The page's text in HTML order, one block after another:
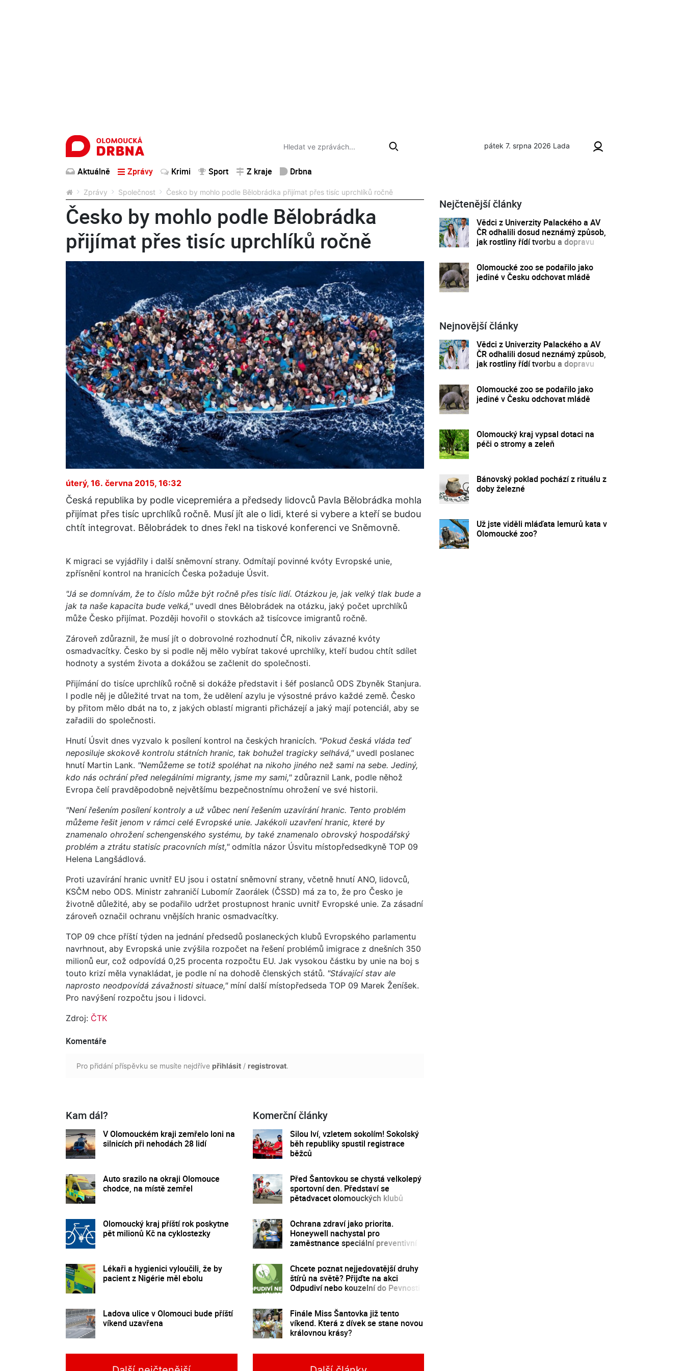
pátek 7. srpna 2026 Lada
Aktuálně Zprávy Krimi Sport Z kraje Drbna
Zprávy Společnost Česko by mohlo podle Bělobrádka přijímat přes tisíc uprchlíků ročně
Česko by mohlo podle Bělobrádka
přijímat přes tisíc uprchlíků ročně
úterý, 16. června 2015, 16:32
Česká republika by podle vicepremiéra a předsedy lidovců Pavla Bělobrádka mohla
přijímat přes tisíc uprchlíků ročně. Musí jít ale o lidi, které si vybere a kteří se budou
chtít integrovat. Bělobrádek to dnes řekl na tiskové konferenci ve Sněmovně.
K migraci se vyjádřily i další sněmovní strany. Odmítají povinné kvóty Evropské unie,
zpřísnění kontrol na hranicích Česka požaduje Úsvit.
"Já se domnívám, že to číslo může být ročně přes tisíc lidí. Otázkou je, jak velký tlak bude a
jak ta naše kapacita bude velká,"uvedl dnes Bělobrádek na otázku, jaký počet uprchlíků
může Česko přijímat. Později hovořil o stovkách až tisícovce imigrantů ročně.
Zároveň zdůraznil, že musí jít o dobrovolné rozhodnutí ČR, nikoliv závazné kvóty
osmadvacítky. Česko by si podle něj mělo vybírat takové uprchlíky, kteří budou chtít sdílet
hodnoty a systém života a dokážou se začlenit do společnosti.
Přijímání do tisíce uprchlíků ročně si dokáže představit i šéf poslanců ODS Zbyněk Stanjura.
I podle něj je důležité trvat na tom, že udělení azylu je výsostné právo každé země. Česko
by přitom mělo dbát na to, z jakých oblastí migranti přicházejí a jaký mají potenciál, aby se
zařadili do společnosti.
Hnutí Úsvit dnes vyzvalo k posílení kontrol na českých hranicích. "Pokud česká vláda teď
neposiluje skokově kontrolu státních hranic, tak bohužel tragicky selhává,"uvedl poslanec
hnutí Martin Lank. "Nemůžeme se totiž spoléhat na nikoho jiného než sami na sebe. Jediný,
kdo nás ochrání před nelegálními migranty, jsme my sami,"zdůraznil Lank, podle něhož
Evropa čelí pravděpodobně největšímu bezpečnostnímu ohrožení ve své historii.
"Není řešením posílení kontroly a už vůbec není řešením uzavírání hranic. Tento problém
můžeme řešit jenom v rámci celé Evropské unie. Jakékoli uzavření hranic, které by
znamenalo ohrožení schengenského systému, by také znamenalo obrovský hospodářský
problém a ztrátu statisíc pracovních míst," odmítla názor Úsvitu místopředsedkyně TOP 09
Helena Langšádlová.
Proti uzavírání hranic uvnitř EU jsou i ostatní sněmovní strany, včetně hnutí ANO, lidovců,
KSČM nebo ODS. Ministr zahraničí Lubomír Zaorálek (ČSSD) má za to, že pro Česko je
životně důležité, aby se podařilo udržet prostupnost hranic uvnitř Evropské unie. Za zásadní
zároveň označil ochranu vnějších hranic osmadvacítky.
TOP 09 chce příští týden na jednání předsedů poslaneckých klubů Evropského parlamentu
navrhnout, aby Evropská unie zvýšila rozpočet na řešení problémů imigrace z dnešních 350
milionů eur, což odpovídá 0,25 procenta rozpočtu EU. Jak vysokou částku by unie na boj s
touto krizí měla vynakládat, je podle ní na dohodě členských států. "Stávající stav ale
naprosto neodpovídá závažnosti situace,"míní další místopředseda TOP 09 Marek Ženíšek.
Pro navýšení rozpočtu jsou i lidovci.
Zdroj: ČTK
Komentáře
Pro přidání příspěvku se musíte nejdříve přihlásit / registrovat.
Kam dál?
V Olomouckém kraji zemřelo loni na
silnicích při nehodách 28 lidí
Auto srazilo na okraji Olomouce
chodce, na místě zemřel
Olomoucký kraj příští rok poskytne
pět milionů Kč na cyklostezky
Lékaři a hygienici vyloučili, že by
pacient z Nigérie měl ebolu
Ladova ulice v Olomouci bude příští
víkend uzavřena
Komerční články
Silou lví, vzletem sokolím! Sokolský
běh republiky spustil registrace
běžců
Před Šantovkou se chystá velkolepý
sportovní den. Představí se
pětadvacet olomouckých klubů
Ochrana zdraví jako priorita.
Honeywell nachystal pro
zaměstnance speciální preventivní
Chcete poznat nejjedovatější druhy
štírů na světě? Přijďte na akci
Odpudiví nebo kouzelní do Pevnosti
Finále Miss Šantovka již tento
víkend. Která z dívek se stane novou
královnou krásy?
Nejčtenější články
Vědci z Univerzity Palackého a AV
ČR odhalili dosud neznámý způsob,
jak rostliny řídí tvorbu a dopravu
Olomoucké zoo se podařilo jako
jediné v Česku odchovat mládě
Nejnovější články
Vědci z Univerzity Palackého a AV
ČR odhalili dosud neznámý způsob,
jak rostliny řídí tvorbu a dopravu
Olomoucké zoo se podařilo jako
jediné v Česku odchovat mládě
Olomoucký kraj vypsal dotaci na
péči o stromy a zeleň
Bánovský poklad pochází z rituálu z
doby železné
Už jste viděli mláďata lemurů kata v
Olomoucké zoo?